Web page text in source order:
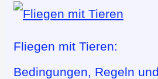
Fliegen mit Tieren:
Bedingungen, Regeln und